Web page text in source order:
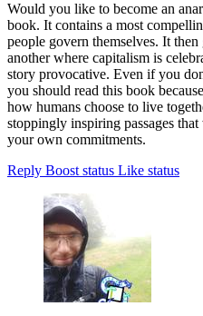
Would you like to become an
book. It contains a most
people govern themselves. It
another where capitalism is
story provocative. Even if you
you should read this book
how humans choose to live
stoppingly inspiring passages
your own commitments.
Reply Boost status Like status